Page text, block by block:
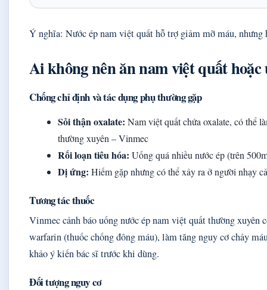
Ý nghĩa: Nước ép nam việt quất hỗ trợ giảm mỡ máu, nhưng
Ai không nên ăn nam việt quất
Chống chỉ định và tác dụng phụ thường gặp
Sỏi thận oxalate: Nam việt quất chứa oxalate, có thể
thường xuyên – Vinmec
Rối loạn tiêu hóa: Uống quá nhiều nước ép (trên
Dị ứng: Hiếm gặp nhưng có thể xảy ra ở người nhạy
Tương tác thuốc
Vinmec cảnh báo uống nước ép nam việt quất thường
warfarin (thuốc chống đông máu), làm tăng nguy cơ chảy
khảo ý kiến bác sĩ trước khi dùng.
Đối tượng nguy cơ